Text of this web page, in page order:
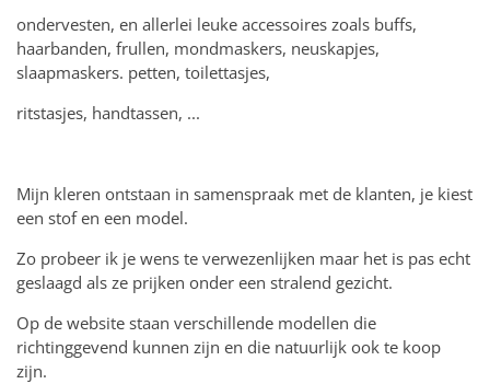
ondervesten, en allerlei leuke accessoires zoals buffs,
haarbanden, frullen, mondmaskers, neuskapjes,
slaapmaskers. petten, toilettasjes,
ritstasjes, handtassen, ...
Mijn kleren ontstaan in samenspraak met de klanten, je kiest
een stof en een model.
Zo probeer ik je wens te verwezenlijken maar het is pas echt
geslaagd als ze prijken onder een stralend gezicht.
Op de website staan verschillende modellen die
richtinggevend kunnen zijn en die natuurlijk ook te koop
zijn.